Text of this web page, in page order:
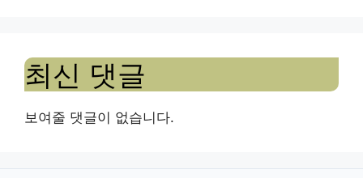
최신 댓글
보여줄 댓글이 없습니다.